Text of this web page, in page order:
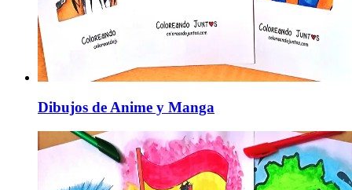
Dibujos de Anime y Manga